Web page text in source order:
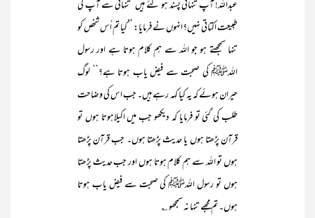
عبداللہ! آپ تنہائی پسند ہو گئے ہیں‘ تنہائی سے آپ کی
طبیعت اکتاتی نہیں؟انہوں نے فرمایا: ’’کیا تم اُس شخص کو
تنہا سمجھتے ہو جو اللہ سے ہم کلام ہوتا ہے اور رسول
اللہﷺ کی صحبت سے فیض یاب ہوتا ہے؟‘‘ لوگ
حیران ہوئے کہ یہ کیا کہہ رہے ہیں۔ جب اس کی وضاحت
طلب کی گئی تو فرمایا کہ دیکھو جب میں اکیلاہوتا ہوں تو
قرآن پڑھتا ہوں یا حدیث پڑھتا ہوں۔ جب قرآن پڑھتا
ہوں تو اللہ سے ہم کلام ہوتا ہوں اور جب حدیث پڑھتا
ہوں تو رسول اللہﷺ کی صحبت سے فیض یاب ہوتا
ہوں۔ تم مجھے تنہا نہ سمجھو ؎